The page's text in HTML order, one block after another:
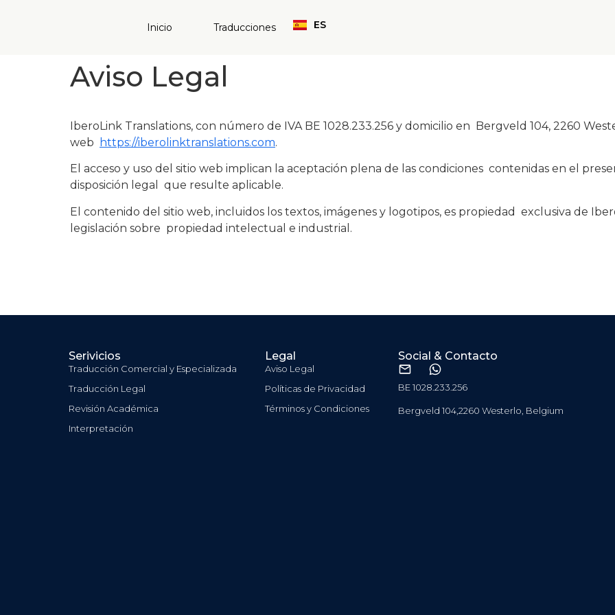
Inicio Traducciones ES
NL
Aviso Legal
IberoLink Translations, con número de IVA BE 1028.233.256 y domicilio en Bergveld 104, 2260
web
https://iberolinktranslations.com.
El acceso y uso del sitio web implican la aceptación plena de las condiciones contenidas en el
disposición legal que resulte aplicable.
El contenido del sitio web, incluidos los textos, imágenes y logotipos, es propiedad exclusiva de
legislación sobre propiedad intelectual e industrial.
Serivicios
Traducción Comercial y Especializada
Traducción Legal
Revisión Académica
Interpretación
Legal
Aviso Legal
Políticas de Privacidad
Términos y Condiciones
Social & Contacto
BE 1028.233.256
Bergveld 104,2260 Westerlo, Belgium